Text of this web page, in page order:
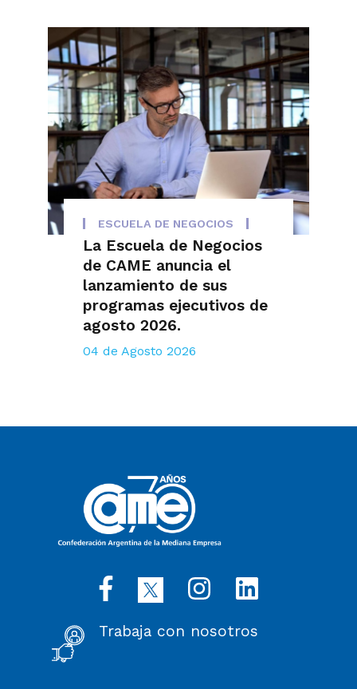
ESCUELA DE NEGOCIOS
La Escuela de Negocios
de CAME anuncia el
lanzamiento de sus
programas ejecutivos de
agosto 2026.
04 de Agosto 2026
Trabaja con nosotros